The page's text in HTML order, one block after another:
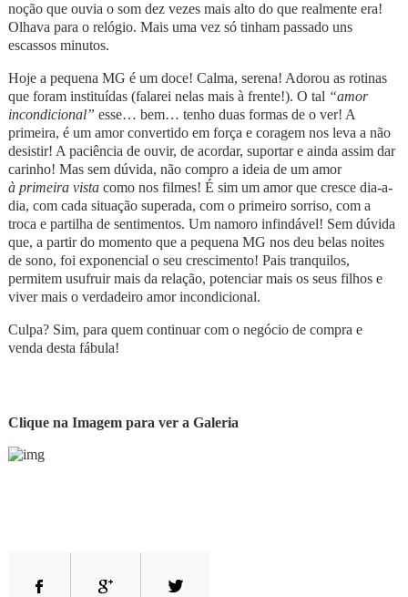
noção que ouvia o som dez vezes mais alto do que realmente era!
Olhava para o relógio. Mais uma vez só tinham passado uns
escassos minutos.
Hoje a pequena MG é um doce! Calma, serena! Adorou as rotinas
que foram instituídas (falarei nelas mais à frente!). O tal “amor
incondicional” esse… bem… tenho duas formas de o ver! A
primeira, é um amor convertido em força e coragem nos leva a não
desistir! A paciência de ouvir, de acordar, suportar e ainda assim dar
carinho! Mas sem dúvida, não compro a ideia de um amor
à primeira vistacomo nos filmes! É sim um amor que cresce dia-a-
dia, com cada situação superada, com o primeiro sorriso, com a
troca e partilha de sentimentos. Um namoro infindável! Sem dúvida
que, a partir do momento que a pequena MG nos deu belas noites
de sono, foi exponencial o seu crescimento! Pais tranquilos,
permitem usufruir mais da relação, potenciar mais os seus filhos e
viver mais o verdadeiro amor incondicional.
Culpa? Sim, para quem continuar com o negócio de compra e
venda desta fábula!
Clique na Imagem para ver a Galeria